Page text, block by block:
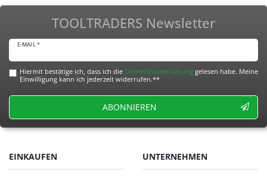
TOOLTRADERS Newsletter
E-MAIL *
Hiermit bestätige ich, dass ich die Daten­schutz­erklärunggelesen habe. Meine
Einwilligung kann ich jederzeit widerrufen.**
ABONNIEREN
EINKAUFEN UNTERNEHMEN